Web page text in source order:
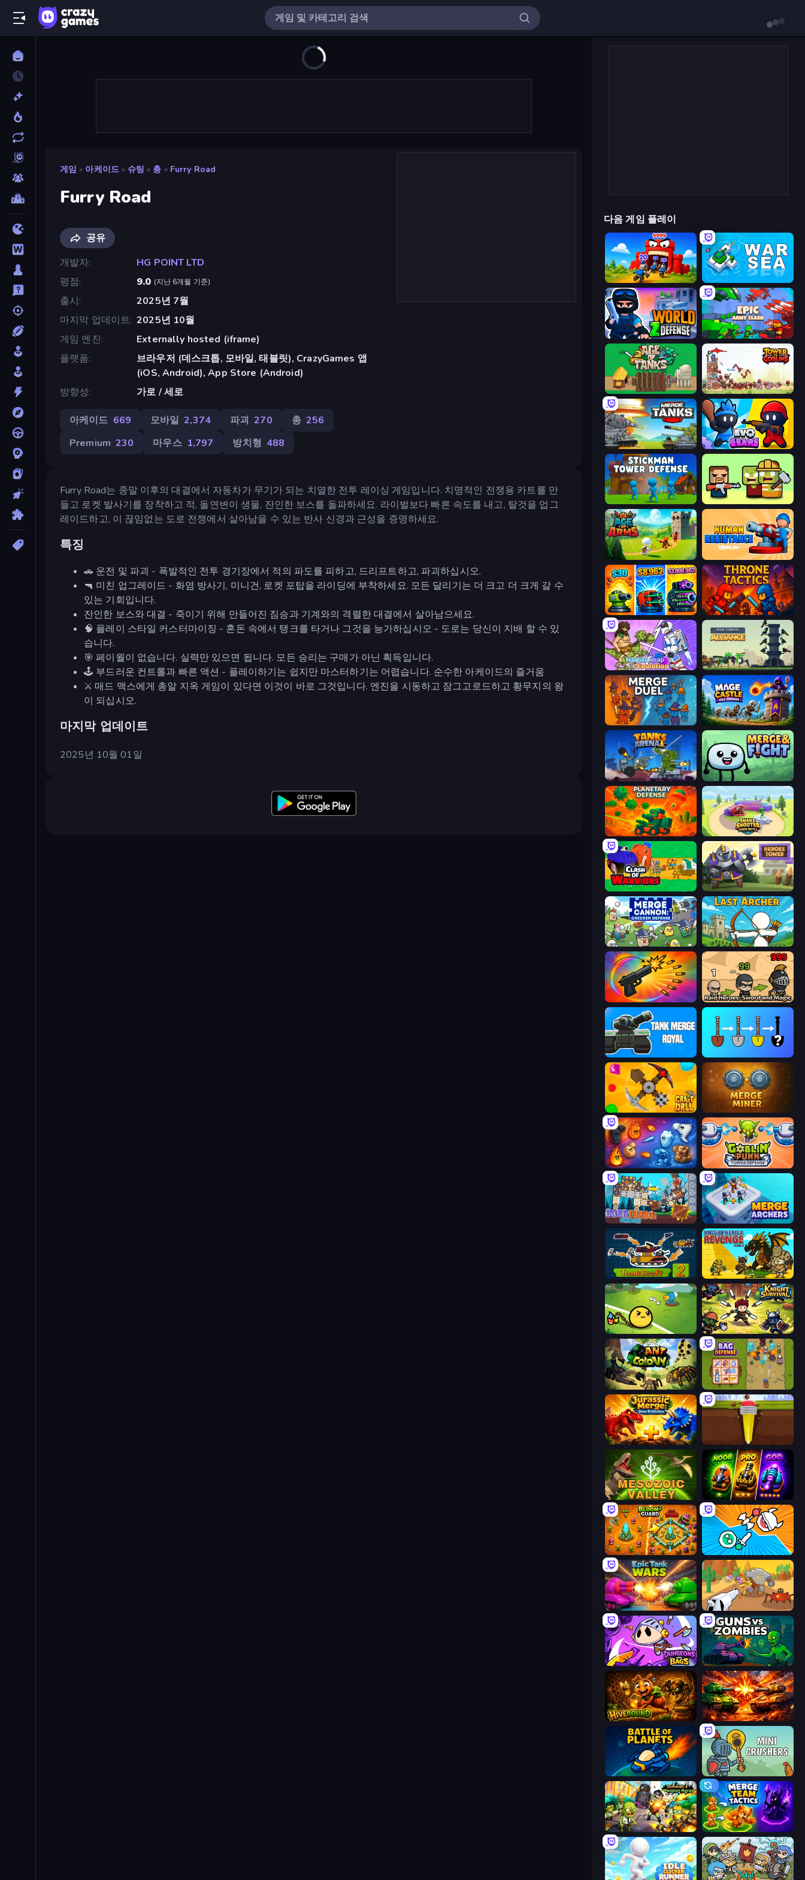
게임 » 아케이드 » 슈팅 » 총 » Furry Road
Furry Road
공유
개발자
HG POINT LTD
평점
9.0 (지난 6개월 기준)
출시
2025년 7월
마지막 업데이트 2025년 10월
게임 엔진
Externally hosted (iframe)
플랫폼
브라우저 (데스크톱, 모바일, 태블릿), CrazyGames 앱
(iOS, Android), App Store (Android)
방향성
가로 / 세로
아케이드 669 모바일 2,374 파괴 270 총 256
Premium 230 마우스 1,797 방치형 488
Furry Road는 종말 이후의 대결에서 자동차가 무기가 되는 치열한 전투 레이싱 게임입니다. 치명적인 전쟁용 카트를 만
들고 로켓 발사기를 장착하고 적, 돌연변이 생물, 잔인한 보스를 돌파하세요. 라이벌보다 빠른 속도를 내고, 탈것을 업그
레이드하고, 이 끊임없는 도로 전쟁에서 살아남을 수 있는 반사 신경과 근성을 증명하세요.
특징
🚗 운전 및 파괴 - 폭발적인 전투 경기장에서 적의 파도를 피하고, 드리프트하고, 파괴하십시오.
🔫 미친 업그레이드 - 화염 방사기, 미니건, 로켓 포탑을 라이딩에 부착하세요. 모든 달리기는 더 크고 더 크게 갈 수
있는 기회입니다.
잔인한 보스와 대결 - 죽이기 위해 만들어진 짐승과 기계와의 격렬한 대결에서 살아남으세요.
🧠 플레이 스타일 커스터마이징 - 혼돈 속에서 탱크를 타거나 그것을 능가하십시오 - 도로는 당신이 지배 할 수 있
습니다.
🎯 페이월이 없습니다. 실력만 있으면 됩니다. 모든 승리는 구매가 아닌 획득입니다.
🕹️ 부드러운 컨트롤과 빠른 액션 - 플레이하기는 쉽지만 마스터하기는 어렵습니다. 순수한 아케이드의 즐거움
⚔️ 매드 맥스에게 총알 지옥 게임이 있다면 이것이 바로 그것입니다. 엔진을 시동하고 잠그고로드하고 황무지의 왕
이 되십시오.
마지막 업데이트
2025년 10월 01일
다음 게임 플레이
TimeWarriors War Sea
World Z Defense - Zombie Defense Epic Army Clash
Age of Tanks Warriors: TD War Tower vs Goblins
Merge Master Tanks: Tank Wars Evo Gears
Zombie Horde: Build & Survive
Age Of Arms Human Resistance
Pumpkin Defense: Merge Cannon Throne Tactics
Human Leap: Evolution Iron Towers Alliance
MergeDuel.io Mage Castle Idle Defense
Tanks Arena io: Craft & Combat Merge & Fight
Planetary Defense Snake Shooter: Tower Battle
Clash of Warriors Heroes Tower
Merge Cannon: Chicken Defense Last Archer
Chair Force Buzz Raid Heroes: Sword and Magic
Tank Merge Royal
Craft Drill Merge Miner
Elemental Merge Goblin Punk Tower Defense
Bobr Turbo: Craft Cars Merge Archers
TankCraft 2 Knight Hero 2 Revenge Idle RPG
Monster Mixer Idle Knight Survival
Ant Colony: New War Bag Defense
Jurassic Merge: Dino Evolution Pen Dig
Cell to Singularity: Mesozoic Valley Merge Survival
BloomGuard Merge Knights!
Tanks Merge Idle Gun Survivor
Dungeons and Bags Guns vs Zombies
Hivebound War Machine Clash
Battle of the Planets Mini Crushers
Zombies 4 Weapon Merge Merge Team Tactics